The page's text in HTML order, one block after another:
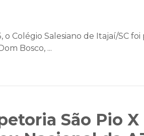
Colégio Salesiano de Itajaí/SC foi
Bosco, ...
São Pio X